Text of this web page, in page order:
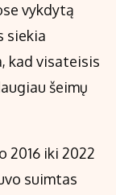
vykdytą
siekia
kad visateisis
šeimų
2016 iki 2022
suimtas